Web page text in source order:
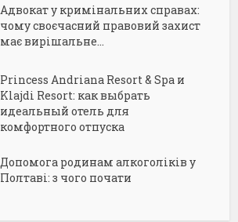
Адвокат у кримінальних справах:
чому своєчасний правовий захист
має вирішальне...
Princess Andriana Resort & Spa и
Klajdi Resort: как выбрать
идеальный отель для
комфортного отпуска
Допомога родинам алкоголіків у
Полтаві: з чого почати